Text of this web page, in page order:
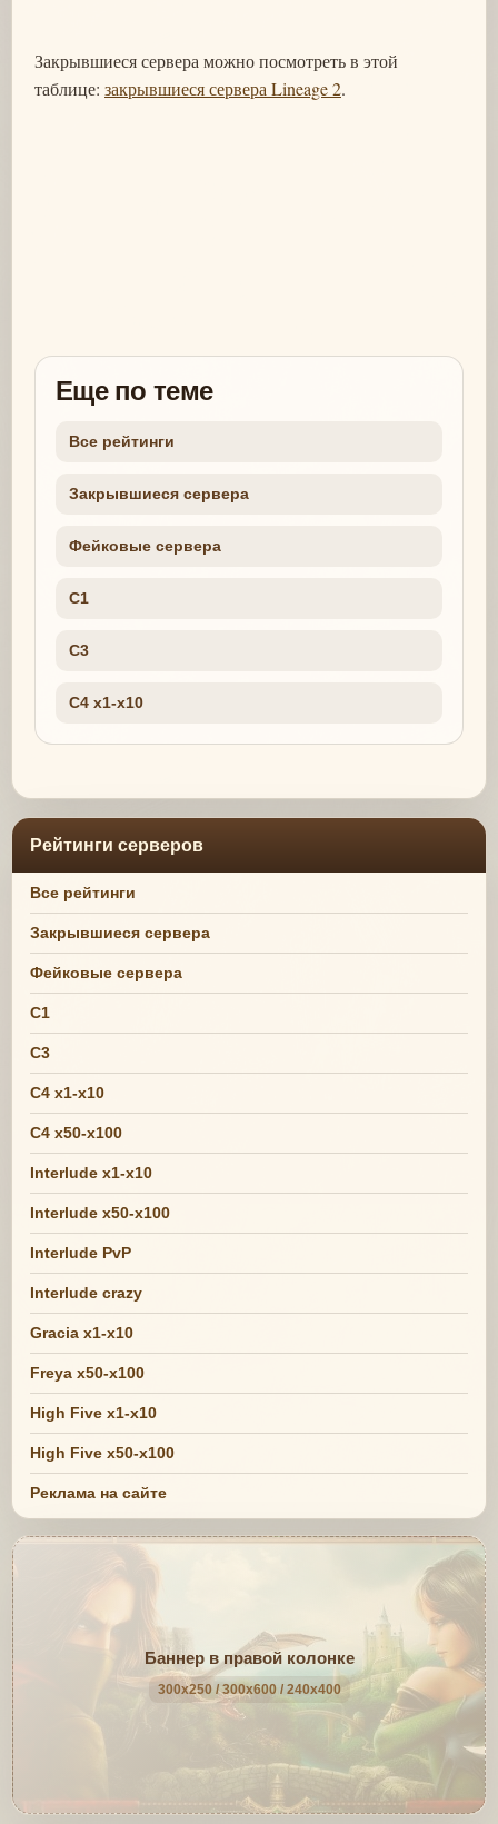
Закрывшиеся сервера можно посмотреть в этой
таблице: закрывшиеся сервера Lineage 2.
Еще по теме
Все рейтинги
Закрывшиеся сервера
Фейковые сервера
C1
C3
C4 x1-x10
Рейтинги серверов
Все рейтинги
Закрывшиеся сервера
Фейковые сервера
C1
C3
C4 x1-x10
C4 x50-x100
Interlude x1-x10
Interlude x50-x100
Interlude PvP
Interlude crazy
Gracia x1-x10
Freya x50-x100
High Five x1-x10
High Five x50-x100
Реклама на сайте
Баннер в правой колонке
300x250 / 300x600 / 240x400